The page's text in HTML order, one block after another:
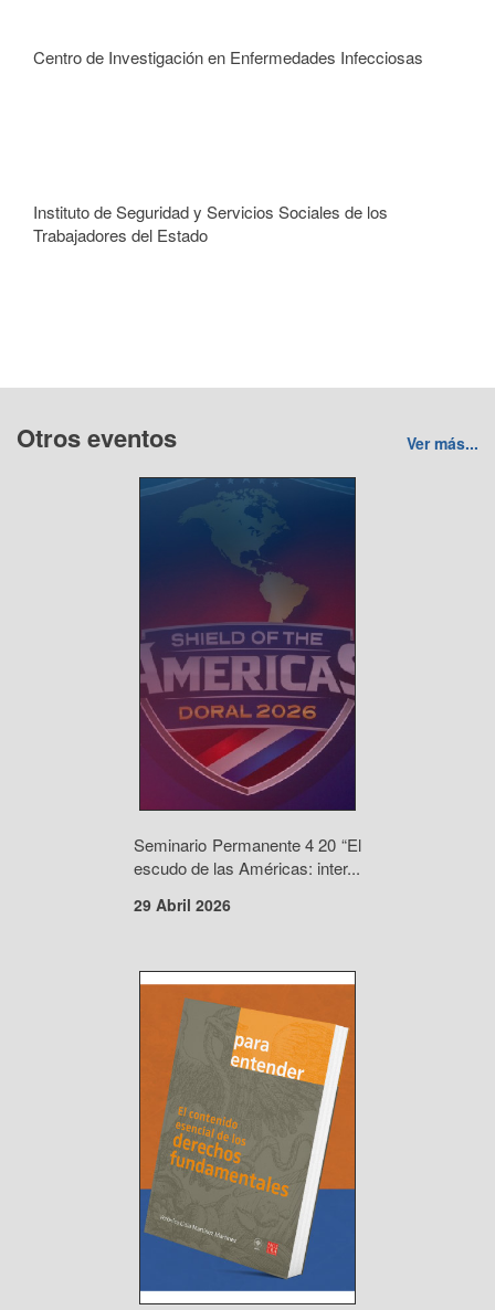
Centro de Investigación en Enfermedades Infecciosas
Instituto de Seguridad y Servicios Sociales de los
Trabajadores del Estado
Otros eventos Ver más...
Seminario Permanente 4 20 “El
escudo de las Américas: inter...
29 Abril 2026